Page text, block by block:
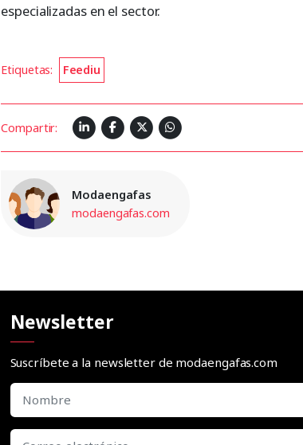
especializadas en el sector.
Etiquetas: Feediu
Compartir:
Modaengafas
modaengafas.com
Newsletter
Suscríbete a la newsletter de modaengafas.com